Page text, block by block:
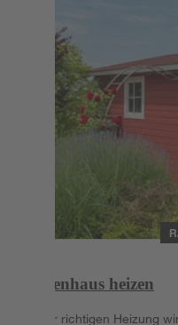
Gartenhaus heizen
Mit der richtigen Heizung